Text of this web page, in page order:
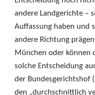
andere Landgerichte –
Auffassung haben und
andere Richtung
München oder können
solche Entscheidung
der Bundesgerichtshof
den „durchschnittlich